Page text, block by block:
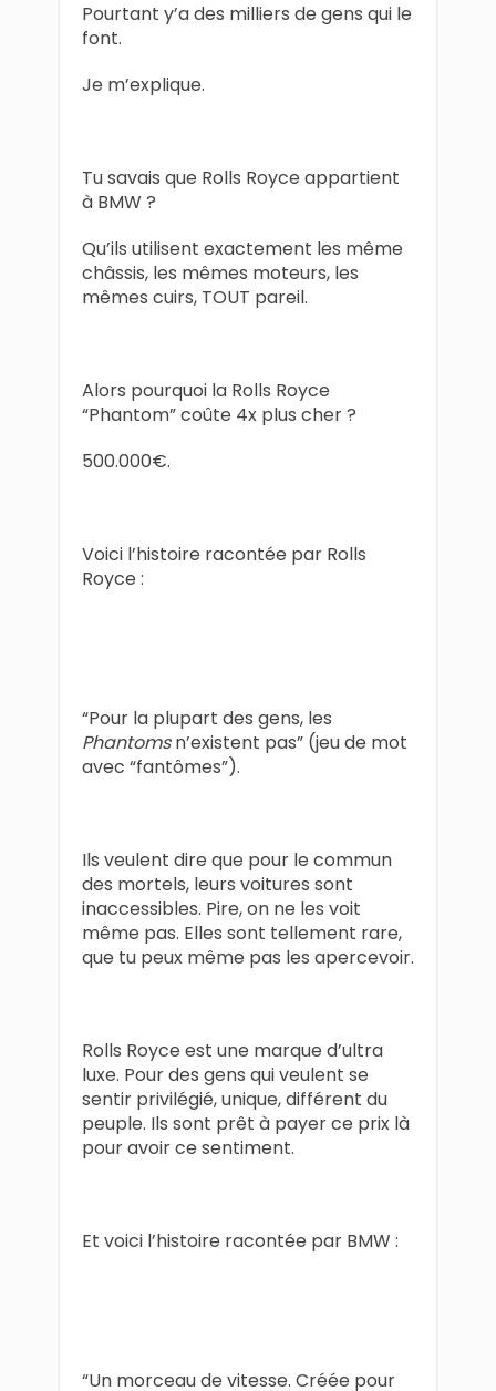
Pourtant y’a des milliers de gens qui le
font.
Je m’explique.
Tu savais que Rolls Royce appartient
à BMW ?
Qu’ils utilisent exactement les même
châssis, les mêmes moteurs, les
mêmes cuirs, TOUT pareil.
Alors pourquoi la Rolls Royce
“Phantom” coûte 4x plus cher ?
500.000€.
Voici l’histoire racontée par Rolls
Royce :
“Pour la plupart des gens, les
Phantomsn’existent pas” (jeu de mot
avec “fantômes”).
Ils veulent dire que pour le commun
des mortels, leurs voitures sont
inaccessibles. Pire, on ne les voit
même pas. Elles sont tellement rare,
que tu peux même pas les apercevoir.
Rolls Royce est une marque d’ultra
luxe. Pour des gens qui veulent se
sentir privilégié, unique, différent du
peuple. Ils sont prêt à payer ce prix là
pour avoir ce sentiment.
Et voici l’histoire racontée par BMW :
“Un morceau de vitesse. Créée pour